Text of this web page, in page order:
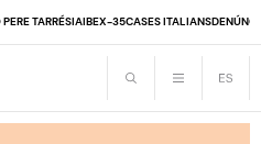
TARRÉSIAIBEX-35CASES ITALIANS